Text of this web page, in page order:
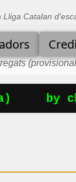
Catalan
by